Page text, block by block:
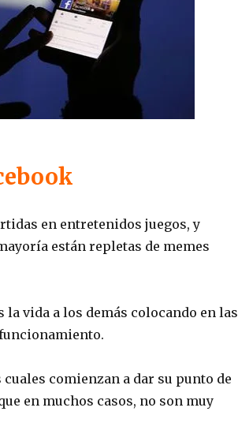
en entretenidos juegos, y
están repletas de memes
vida a los demás colocando en las
comienzan a dar su punto de
en muchos casos, no son muy